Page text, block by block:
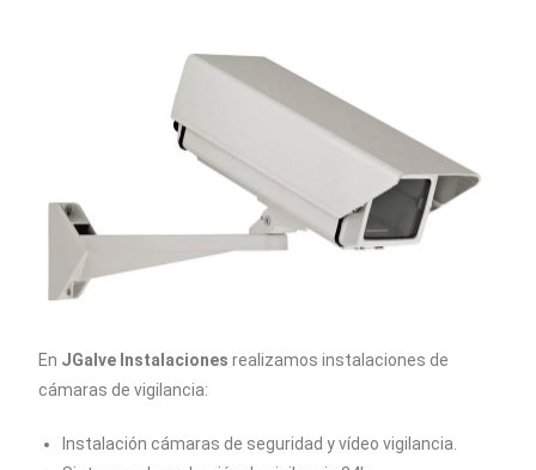
En JGalve Instalaciones realizamos instalaciones de
cámaras de vigilancia:
Instalación cámaras de seguridad y vídeo vigilancia.